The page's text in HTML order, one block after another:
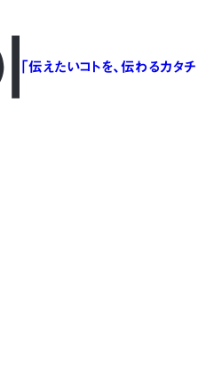
「伝えたいコトを、伝わるカタチ